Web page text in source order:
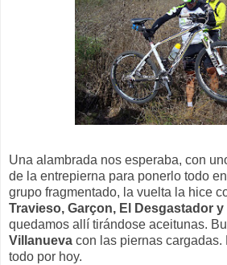
Una alambrada nos esperaba, con
de la entrepierna para ponerlo todo
grupo fragmentado, la vuelta la hice
Travieso, Garçon, El Desgastador
quedamos allí tirándose aceitunas.
Villanueva con las piernas cargadas.
todo por hoy.